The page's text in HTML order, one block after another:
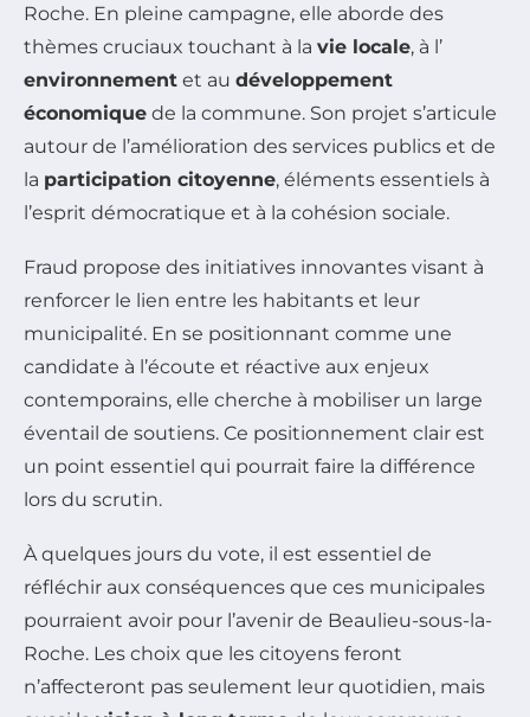
Roche. En pleine campagne, elle aborde des
thèmes cruciaux touchant à la vie locale, à l’
environnement et au développement
économique de la commune. Son projet s’articule
autour de l’amélioration des services publics et de
la participation citoyenne, éléments essentiels à
l’esprit démocratique et à la cohésion sociale.
Fraud propose des initiatives innovantes visant à
renforcer le lien entre les habitants et leur
municipalité. En se positionnant comme une
candidate à l’écoute et réactive aux enjeux
contemporains, elle cherche à mobiliser un large
éventail de soutiens. Ce positionnement clair est
un point essentiel qui pourrait faire la différence
lors du scrutin.
À quelques jours du vote, il est essentiel de
réfléchir aux conséquences que ces municipales
pourraient avoir pour l’avenir de Beaulieu-sous-la-
Roche. Les choix que les citoyens feront
n’affecteront pas seulement leur quotidien, mais